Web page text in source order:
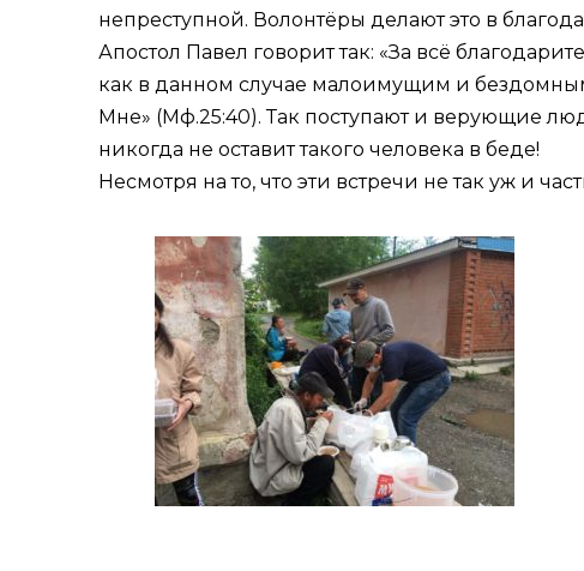
непреступной. Волонтёры делают это в
Апостол Павел говорит так: «За всё
как в данном случае малоимущим и
Мне» (Мф.25:40). Так поступают и верующие
никогда не оставит такого человека в беде!
Несмотря на то, что эти встречи не так уж и